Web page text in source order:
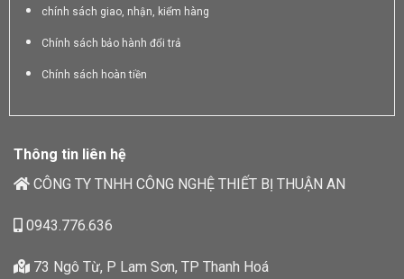
chính sách giao, nhận, kiểm hàng
Chính sách bảo hành đổi trả
Chính sách hoàn tiền
Thông tin liên hệ
CÔNG TY TNHH CÔNG NGHỆ THIẾT BỊ THUẬN AN
0943.776.636
73 Ngô Từ, P Lam Sơn, TP Thanh Hoá